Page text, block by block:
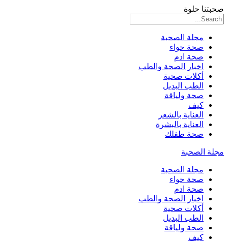
صحبتنا حلوة
مجلة الصحبة
صحة حواء
صحة ادم
اخبار الصحة والطب
أكلات صحية
الطب البديل
صحة ولياقة
كيف
العناية بالشعر
العناية بالبشرة
صحة طفلك
مجلة الصحبة
مجلة الصحبة
صحة حواء
صحة ادم
اخبار الصحة والطب
أكلات صحية
الطب البديل
صحة ولياقة
كيف